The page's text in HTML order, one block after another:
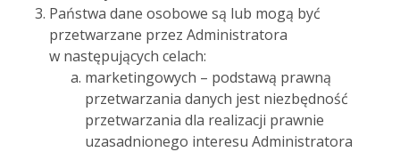
Państwa dane osobowe są lub mogą być
przetwarzane przez Administratora
w następujących celach:
marketingowych – podstawą prawną
przetwarzania danych jest niezbędność
przetwarzania dla realizacji prawnie
uzasadnionego interesu Administratora